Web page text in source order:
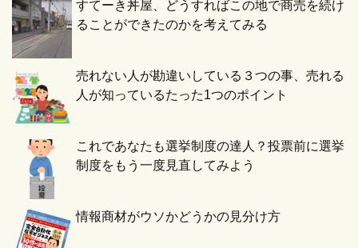
すてーき丼屋、どうすればこの地で商売を続け
ることができたのかを考えてみる
売れない人が勘違いしている３つの事、売れる
人が知っているたった1つのポイント
これであなたも選挙制度の達人？投票前に選挙
制度をもう一度見直してみよう
情報商材がウソかどうかの見分け方